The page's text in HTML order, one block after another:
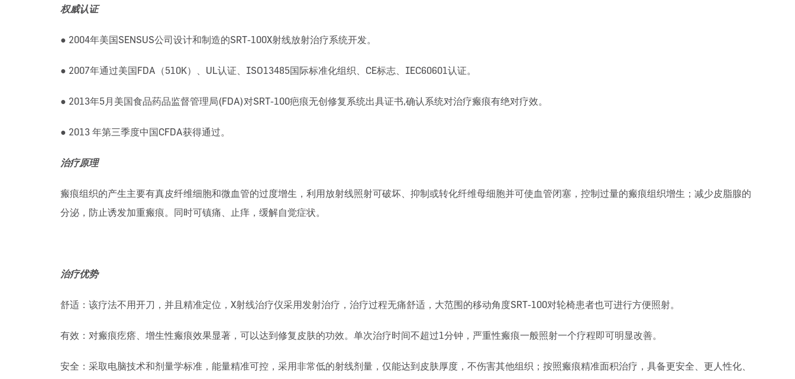
权威认证
● 2004年美国SENSUS公司设计和制造的SRT-100X射线放射治疗系统开发。
● 2007年通过美国FDA（510K）、UL认证、ISO13485国际标准化组织、CE标志、IEC60601认证。
● 2013年5月美国食品药品监督管理局(FDA)对SRT-100疤痕无创修复系统出具证书,确认系统对治疗瘢痕有绝对疗效。
● 2013 年第三季度中国CFDA获得通过。
治疗原理
瘢痕组织的产生主要有真皮纤维细胞和微血管的过度增生，利用放射线照射可破坏、抑制或转化纤维母细胞并可使血管闭塞，控制过量的瘢痕组织增生；减少皮脂腺的
分泌，防止诱发加重瘢痕。同时可镇痛、止痒，缓解自觉症状。
治疗优势
舒适：该疗法不用开刀，并且精准定位，X射线治疗仪采用发射治疗，治疗过程无痛舒适，大范围的移动角度SRT-100对轮椅患者也可进行方便照射。
有效：对瘢痕疙瘩、增生性瘢痕效果显著，可以达到修复皮肤的功效。单次治疗时间不超过1分钟，严重性瘢痕一般照射一个疗程即可明显改善。
安全：采取电脑技术和剂量学标准，能量精准可控，采用非常低的射线剂量，仅能达到皮肤厚度，不伤害其他组织；按照瘢痕精准面积治疗，具备更安全、更人性化、